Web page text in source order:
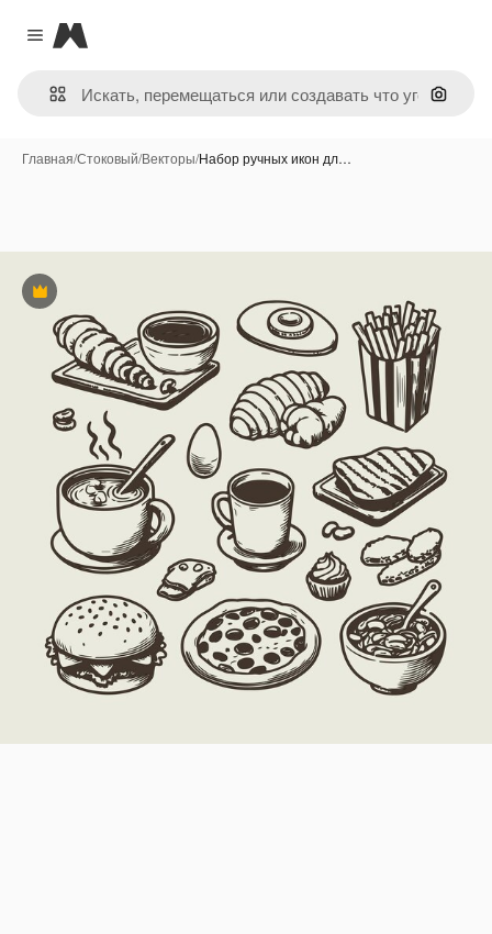
Close menu
Magnific
Поиск
Главная/Стоковый/Векторы/Набор ручных икон дл…
Премиум